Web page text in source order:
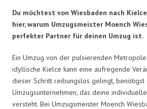
Du möchtest von Wiesbaden nach
hier, warum Umzugsmeister Moench
perfekter Partner für deinen Umzug ist.
Ein Umzug von der pulsierenden
idyllische Kielce kann eine aufregende
dieser Schritt reibungslos gelingt, benötigst
Umzugsunternehmen, das deine
versteht. Bei Umzugsmeister Moench